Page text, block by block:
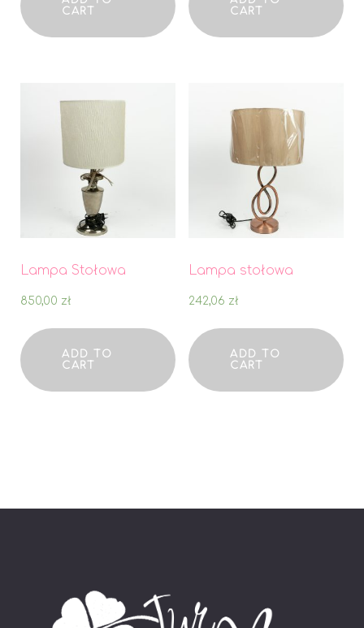
CART
CART
Lampa Stołowa
850,00 zł
ADD TO
CART
Lampa stołowa
242,06 zł
ADD TO
CART